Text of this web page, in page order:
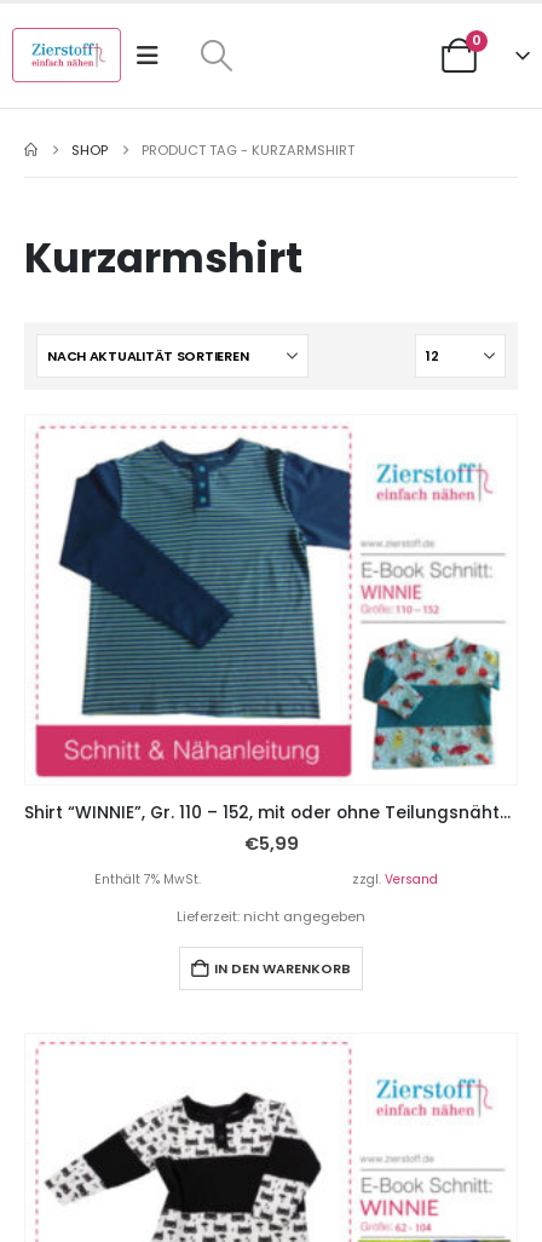
0
SHOP PRODUCT TAG - KURZARMSHIRT
Kurzarmshirt
Shirt “WINNIE”, Gr. 110 – 152, mit oder ohne Teilungsnähten und Knopfleiste
€5,99
Enthält 7% MwSt. zzgl. Versand
Lieferzeit: nicht angegeben
IN DEN WARENKORB